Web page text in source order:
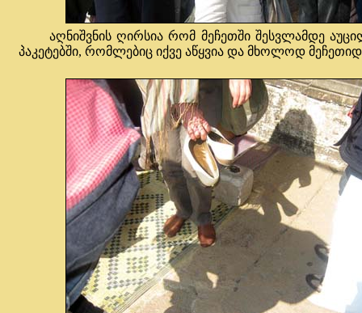
აღნიშვნის ღირსია რომ მეჩეთში შესვლამდე
პაკეტებში, რომლებიც იქვე აწყვია და მხოლოდ